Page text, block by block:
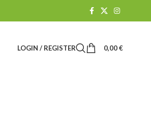
LOGIN / REGISTER 0,00€